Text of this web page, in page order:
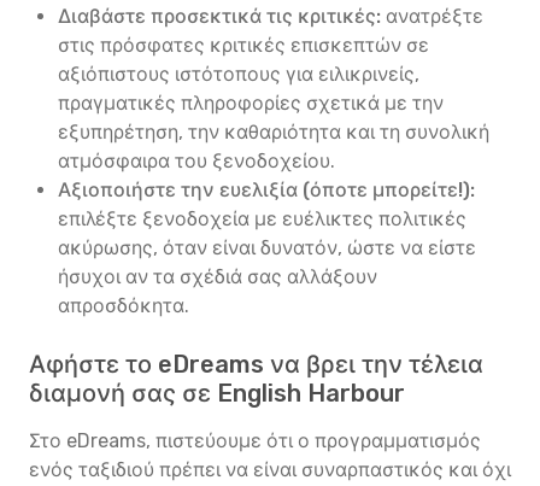
Διαβάστε προσεκτικά τις κριτικές: ανατρέξτε
στις πρόσφατες κριτικές επισκεπτών σε
αξιόπιστους ιστότοπους για ειλικρινείς,
πραγματικές πληροφορίες σχετικά με την
εξυπηρέτηση, την καθαριότητα και τη συνολική
ατμόσφαιρα του ξενοδοχείου.
Αξιοποιήστε την ευελιξία (όποτε μπορείτε!):
επιλέξτε ξενοδοχεία με ευέλικτες πολιτικές
ακύρωσης, όταν είναι δυνατόν, ώστε να είστε
ήσυχοι αν τα σχέδιά σας αλλάξουν
απροσδόκητα.
Αφήστε το eDreams να βρει την τέλεια
διαμονή σας σε English Harbour
Στο eDreams, πιστεύουμε ότι ο προγραμματισμός
ενός ταξιδιού πρέπει να είναι συναρπαστικός και όχι